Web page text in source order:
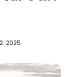
2025